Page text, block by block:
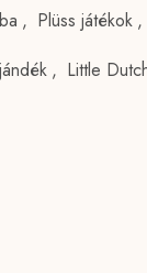
, Plüss játékok ,
, Little